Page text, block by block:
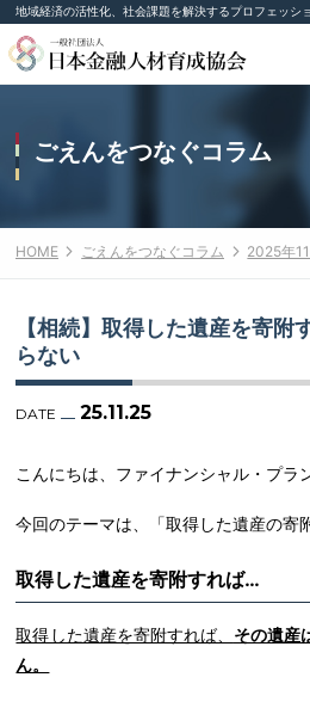
地域経済の活性化、社会課題を解決するプロフェッシ
ごえんをつなぐコラム
HOME ごえんをつなぐコラム 2025年
【相続】取得した遺産を寄附すれば、相続税はかか
らない
DATE 25.11.25
こんにちは、ファイナンシャル・プラ
今回のテーマは、「取得した遺産の寄
取得した遺産を寄附すれば…
取得した遺産を寄附すれば、 その遺産
ん。